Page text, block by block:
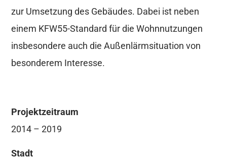
zur Umsetzung des Gebäudes. Dabei ist neben
einem KFW55-Standard für die Wohnnutzungen
insbesondere auch die Außenlärmsituation von
besonderem Interesse.
Projektzeitraum
2014 – 2019
Stadt